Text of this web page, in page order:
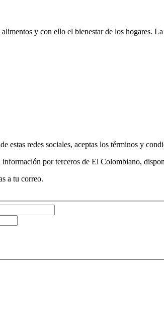
y con ello el bienestar de los hogares.
estas redes sociales, aceptas los términos y
por terceros de El Colombiano,
a tu correo.